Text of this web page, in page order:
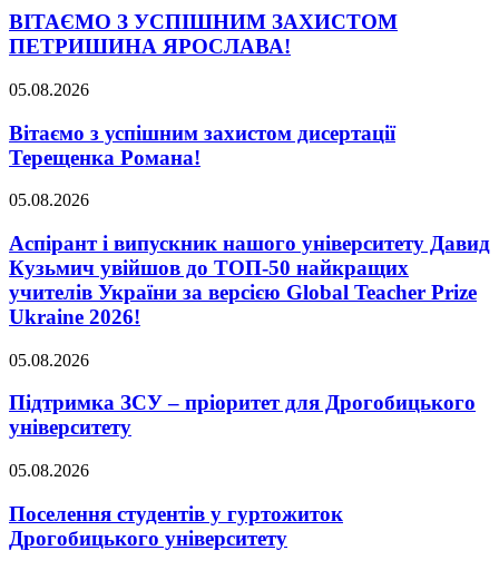
ВІТАЄМО З УСПІШНИМ ЗАХИСТОМ
ПЕТРИШИНА ЯРОСЛАВА!
05.08.2026
Вітаємо з успішним захистом дисертації
Терещенка Романа!
05.08.2026
Аспірант і випускник нашого університету Давид
Кузьмич увійшов до ТОП-50 найкращих
учителів України за версією Global Teacher Prize
Ukraine 2026!
05.08.2026
Підтримка ЗСУ – пріоритет для Дрогобицького
університету
05.08.2026
Поселення студентів у гуртожиток
Дрогобицького університету